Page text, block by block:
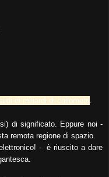
di miliardi di chilometri
di significato. Eppure noi -
remota regione di spazio.
- è riuscito a dare